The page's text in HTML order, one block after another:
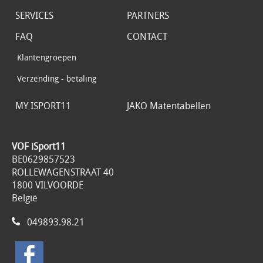
SERVICES
PARTNERS
FAQ
Klantengroepen
Verzending - betaling
CONTACT
MY ISPORT11 JAKO Matentabellen
VOF iSport11
BE0629857523
ROLLEWAGENSTRAAT 40
1800 VILVOORDE
België
049893.98.21